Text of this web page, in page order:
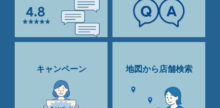
キャンペーン 地図から店舗検索